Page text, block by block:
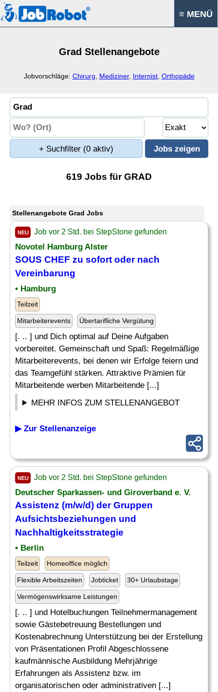
≡ MENÜ
Grad Stellenangebote
Jobvorschläge: Chirurg Mediziner, Internist, Orthopäde
+ Suchfilter (0 aktiv)
619 Jobs für GRAD
Stellenangebote Grad Jobs
NEU Job vor 2 Std. bei StepStone gefunden
Novotel Hamburg Alster
SOUS CHEF zu sofort oder nach
Vereinbarung
• Hamburg
Teilzeit
Mitarbeiterevents Übertarifliche Vergütung
[. .. ] und Dich optimal auf Deine Aufgaben
vorbereitet. Gemeinschaft und Spaß: Regelmäßige
Mitarbeiterevents, bei denen wir Erfolge feiern und
das Teamgefühl stärken. Attraktive Prämien für
Mitarbeitende werben Mitarbeitende [...]
MEHR INFOS ZUM STELLENANGEBOT
▶ Zur Stellenanzeige
NEU Job vor 2 Std. bei StepStone gefunden
Deutscher Sparkassen- und Giroverband e. V.
Assistenz (m/w/d) der Gruppen
Aufsichtsbeziehungen und
Nachhaltigkeitsstrategie
• Berlin
Teilzeit Homeoffice möglich
Flexible Arbeitszeiten Jobticket 30+ Urlaubstage
Vermögenswirksame Leistungen
[. .. ] und Hotelbuchungen Teilnehmermanagement
sowie Gästebetreuung Bestellungen und
Kostenabrechnung Unterstützung bei der Erstellung
von Präsentationen Profil Abgeschlossene
kaufmännische Ausbildung Mehrjährige
Erfahrungen als Assistenz bzw. im
organisatorischen oder administrativen [...]